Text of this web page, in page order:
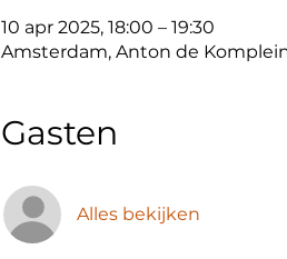
10 apr 2025, 18:00 – 19:30
Amsterdam, Anton de Komplein
Gasten
Alles bekijken